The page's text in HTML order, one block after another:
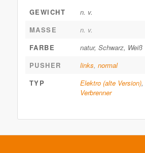
GEWICHT
n. v.
MASSE
n. v.
FARBE
natur, Schwarz, Weiß
PUSHER
links, normal
TYP
Elektro (alte Version),
Verbrenner